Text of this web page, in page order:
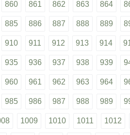
860 861 862 863 864
885 886 887 888 889
910 911 912 913 914
935 936 937 938 939
960 961 962 963 964
985 986 987 988 989
1009 1010 1011 1012